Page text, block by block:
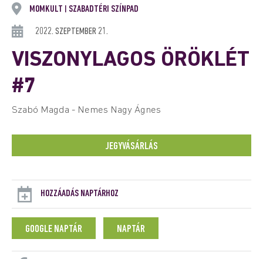
MOMKULT SZABADTÉRI SZÍNPAD
2022. SZEPTEMBER 21.
VISZONYLAGOS ÖRÖKLÉT
#7
Szabó Magda - Nemes Nagy Ágnes
JEGYVÁSÁRLÁS
HOZZÁADÁS NAPTÁRHOZ
GOOGLE NAPTÁR NAPTÁR